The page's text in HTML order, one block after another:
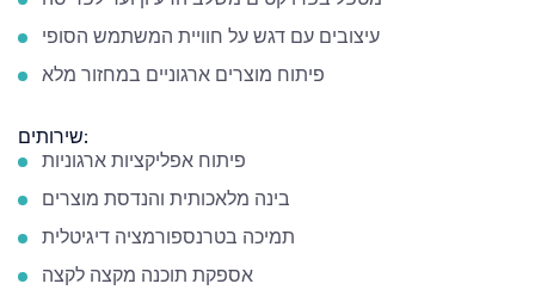
עיצובים עם דגש על חוויית המשתמש הסופי
פיתוח מוצרים ארגוניים במחזור מלא
שירותים:
פיתוח אפליקציות ארגוניות
בינה מלאכותית והנדסת מוצרים
תמיכה בטרנספורמציה דיגיטלית
אספקת תוכנה מקצה לקצה